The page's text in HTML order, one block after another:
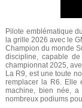
Pilote emblématique
la grille 2026 avec le
Champion du monde
discipline, capable
championnat 2025,
La R9, est une toute
remplacer la R6. Elle
machine, bien née, a
nombreux podiums